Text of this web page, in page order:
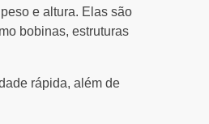
e altura. Elas são
bobinas, estruturas
rápida, além de